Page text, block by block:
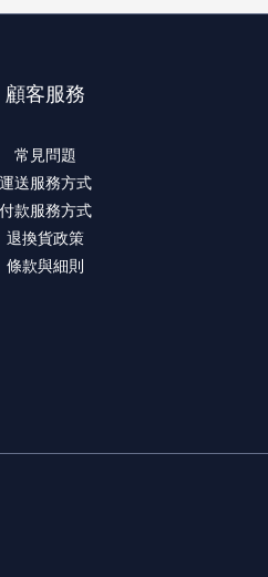
顧客服務
常見問題
運送服務方式
付款服務方式
退換貨政策
條款與細則